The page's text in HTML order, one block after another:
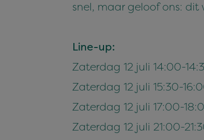
snel, maar geloof ons: dit
Line-up:
Zaterdag 12 juli 14:00-
Zaterdag 12 juli 15:30-
Zaterdag 12 juli 17:00-
Zaterdag 12 juli 21:00-